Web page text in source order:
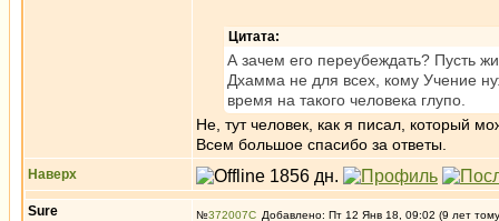
Цитата:
А зачем его переубеждать? Пусть
Дхамма не для всех, кому Учение
время на такого человека глупо.
Не, тут человек, как я писал, который
Всем большое спасибо за ответы.
Наверх
Sure №372007 Добавлено: Пт 12 Янв 18, 09:02 (9 лет